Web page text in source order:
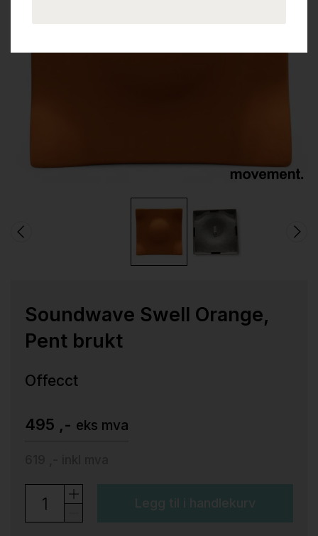
Soundwave Swell Orange,
Pent brukt
Offecct
495 ,- eks mva
Legg til i handlekurv